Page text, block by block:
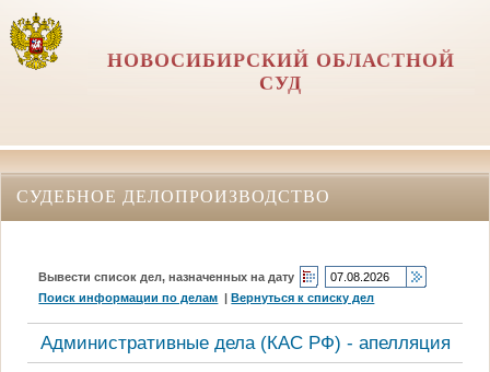
НОВОСИБИРСКИЙ ОБЛАСТНОЙ
СУД
СУДЕБНОЕ ДЕЛОПРОИЗВОДСТВО
Вывести список дел, назначенных на дату
Поиск информации по делам |Вернуться к списку дел
Административные дела (КАC РФ) - апелляция